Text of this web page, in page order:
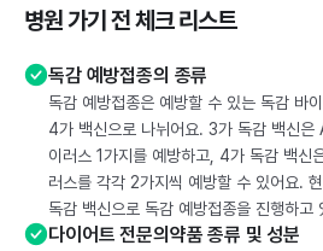
병원 가기 전 체크 리스트
독감 예방접종의 종류
독감 예방접종은 예방할 수 있는 독감 바
4가 백신으로 나뉘어요. 3가 독감 백신
이러스 1가지를 예방하고, 4가 독감 백신
러스를 각각 2가지씩 예방할 수 있어요.
독감 백신으로 독감 예방접종을 진행하고
다이어트 전문의약품 종류 및 성분